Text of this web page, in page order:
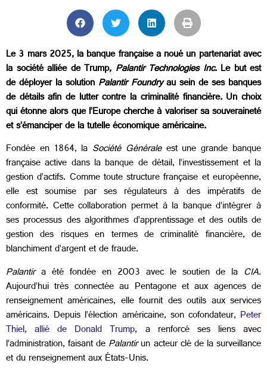
Le 3 mars 2025, la banque française a noué un partenariat avec
la société alliée de Trump, Palantir Technologies Inc. Le but est
de déployer la solution Palantir Foundryau sein de ses banques
de détails afin de lutter contre la criminalité financière. Un choix
qui étonne alors que l’Europe cherche à valoriser sa souveraineté
et s’émanciper de la tutelle économique américaine.
Fondée en 1864, la Société Généraleest une grande banque
française active dans la banque de détail, l’investissement et la
gestion d’actifs. Comme toute structure française et européenne,
elle est soumise par ses régulateurs à des impératifs de
conformité. Cette collaboration permet à la banque d’intégrer à
ses processus des algorithmes d’apprentissage et des outils de
gestion des risques en termes de criminalité financière, de
blanchiment d’argent et de fraude.
Palantira été fondée en 2003 avec le soutien de la CIA.
Aujourd’hui très connectée au Pentagone et aux agences de
renseignement américaines, elle fournit des outils aux services
américains. Depuis l’élection américaine, son cofondateur, Peter
Thiel, allié de Donald Trump, a renforcé ses liens avec
l’administration, faisant dePalantirun acteur clé de la surveillance
et du renseignement aux États-Unis.